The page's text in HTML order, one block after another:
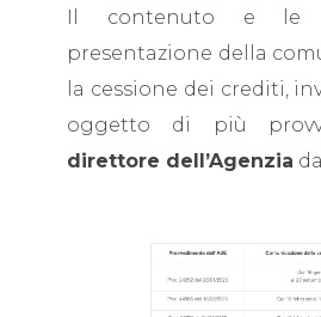
Il contenuto e le
presentazione della
la cessione dei crediti,
oggetto di più
direttore dell’Agenzia